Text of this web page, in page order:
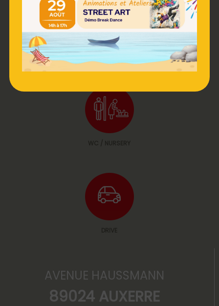
AVENUE HAUSSMANN
89024 AUXERRE